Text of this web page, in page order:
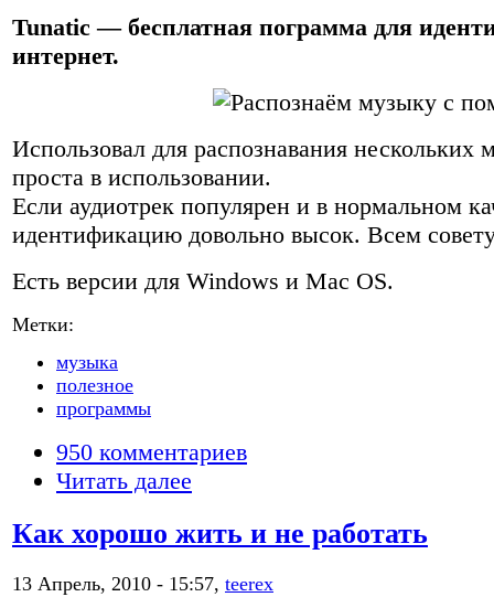
Tunatic — бесплатная пограмма для
интернет.
Использовал для распознавания
проста в использовании.
Если аудиотрек популярен и в нормальном
идентификацию довольно высок. Всем
Есть версии для Windows и Mac OS.
Метки:
музыка
полезное
программы
950 комментариев
Читать далее
Как хорошо жить и не работать
13 Апрель, 2010 - 15:57, teerex